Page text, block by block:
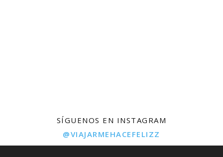
SÍGUENOS EN INSTAGRAM
@VIAJARMEHACEFELIZZ